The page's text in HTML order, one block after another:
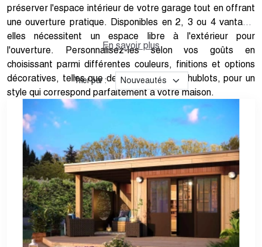
préserver l'espace intérieur de votre garage tout en offrant
une ouverture pratique. Disponibles en 2, 3 ou 4 vantaux,
elles nécessitent un espace libre à l'extérieur pour
l'ouverture. Personnalisez-les selon vos goûts en
choisissant parmi différentes couleurs, finitions et options
décoratives, telles que des inserts ou des hublots, pour un
style qui correspond parfaitement à votre maison.
En savoir plus
Trier par :